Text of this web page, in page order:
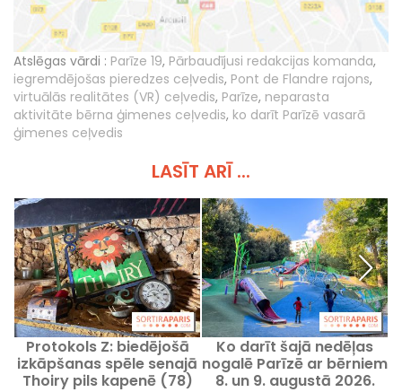
Atslēgas vārdi : Parīze 19, Pārbaudījusi redakcijas komanda,
iegremdējošas pieredzes ceļvedis, Pont de Flandre rajons,
virtuālās realitātes (VR) ceļvedis, Parīze, neparasta
aktivitāte bērna ģimenes ceļvedis, ko darīt Parīzē vasarā
ģimenes ceļvedis
LASĪT ARĪ ...
Protokols Z: biedējošā
izkāpšanas spēle senajā
Thoiry pils kapenē (78)
Ko darīt šajā nedēļas
nogalē Parīzē ar bērniem
8. un 9. augustā 2026.